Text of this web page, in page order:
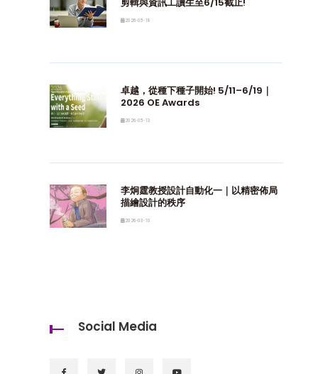
剪輯與資訊工讀生至6/15截止!
2026-05-18
卓越，從種下種子開始! 5/11–6/19｜
2026 OE Awards
2026-05-13
李炯霆教授設計自動化一｜以精密佈局
描繪設計的秩序
2026-03-10
Social Media